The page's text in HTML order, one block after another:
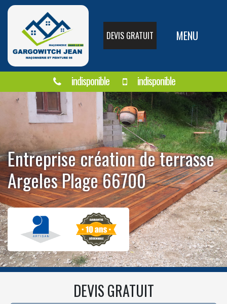
DEVIS GRATUIT MENU
indisponible indisponible
Entreprise création de terrasse
Argeles Plage 66700
DEVIS GRATUIT